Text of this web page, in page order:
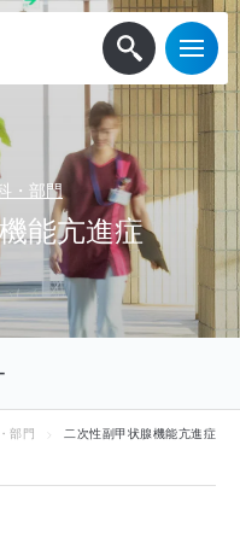
・部門
機能亢進症
部門 二次性副甲状腺機能亢進症